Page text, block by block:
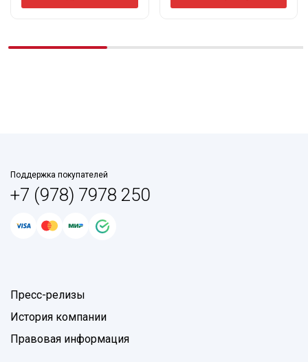
Поддержка покупателей
+7 (978) 7978 250
Пресс-релизы
История компании
Правовая информация